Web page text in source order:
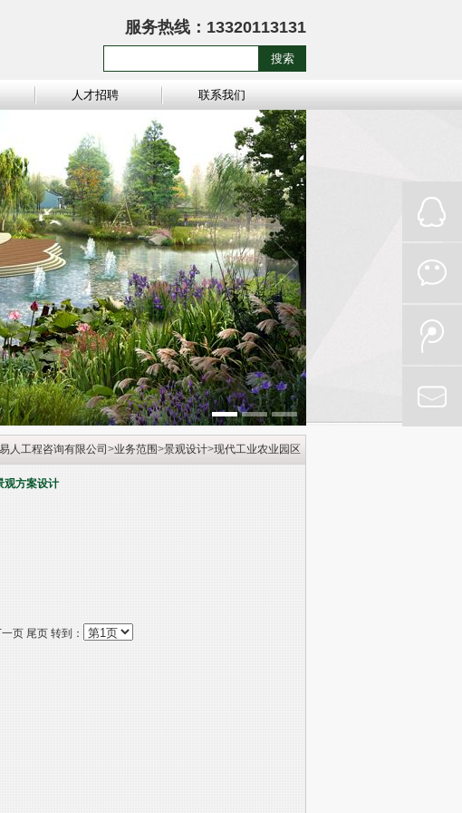
服务热线：13320113131
搜索
人才招聘 联系我们
人工程咨询有限公司 >业务范围>景观设计>现代工业农业园区
观方案设计
页 尾页转到：